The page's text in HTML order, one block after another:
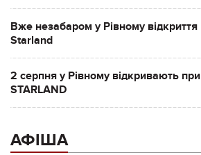
Вже незабаром у Рівному відкриття
Starland
2 серпня у Рівному відкривають
STARLAND
АФІША